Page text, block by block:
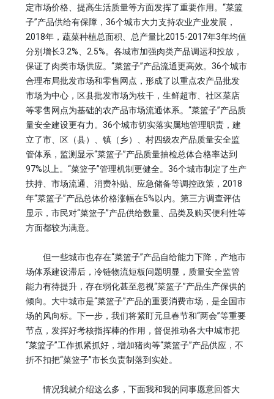
定市场价格、提高生活质量等方面发挥了重要作用。“菜篮
子”产品供给有保障，36个城市大力支持农业产业发展，
2018年，蔬菜种植总面积、总产量比2015-2017年3年均值
分别增长3.2%、2.5%。各城市加强肉类产品调运和投放，
保证了肉类市场供应。“菜篮子”产品流通更高效。36个城市
合理布局批发市场和零售网点，形成了以重点农产品批发
市场为中心，区县批发市场为枝干，生鲜超市、社区菜店
等零售网点为基础的农产品市场流通体系。“菜篮子”产品质
量安全建设更有力。36个城市切实落实属地管理职责，建
立了市、区（县）、镇（乡）、村四级农产品质量安全监
管体系，监测显示“菜篮子”产品质量抽检总体合格率达到
97%以上。“菜篮子”管理机制更健全。36个城市制定了生产
扶持、市场流通、消费补贴、应急储备等调控政策，2018
年“菜篮子”产品总体价格涨幅在5%以内。第三方调查评估
显示，市民对“菜篮子”产品供给数量、品类及购买便利性等
方面都较为满意。
但一些城市也存在“菜篮子”产品自给能力下降，产地市
场体系建设滞后，冷链物流短板问题明显，质量安全监管
能力有待提升，存在弱化甚至忽视“菜篮子”产品生产保供的
倾向。大中城市是“菜篮子”产品的重要消费市场，是全国市
场的风向标。下一步，我们将紧盯元旦春节和“两会”等重要
节点，发挥好考核指挥棒的作用，督促推动各大中城市把
“菜篮子”工作抓紧抓好，增加猪肉等“菜篮子”产品供应，不
折不扣把“菜篮子”市长负责制落到实处。
情况我就介绍这么多，下面我和我的同事愿意回答大